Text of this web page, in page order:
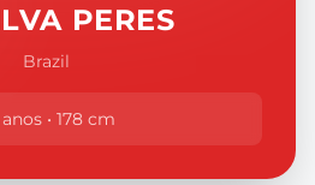
PERES
Brazil
• 178 cm